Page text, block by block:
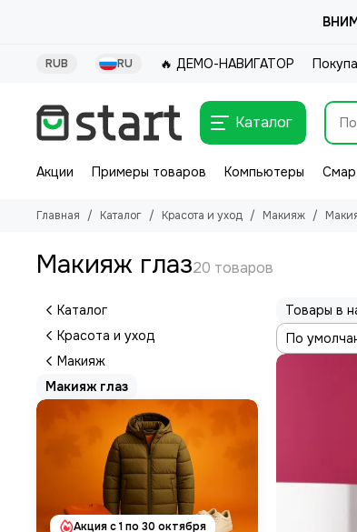
RUB RU 🔥 ДЕМО-НАВИГАТОР
Каталог
Акции Примеры товаров Компьютеры
Главная Каталог Красота и уход Макияж
Макияж глаз
Товары в
Каталог
Красота и уход
Макияж
Макияж глаз
Акция с 1 по 30 октября